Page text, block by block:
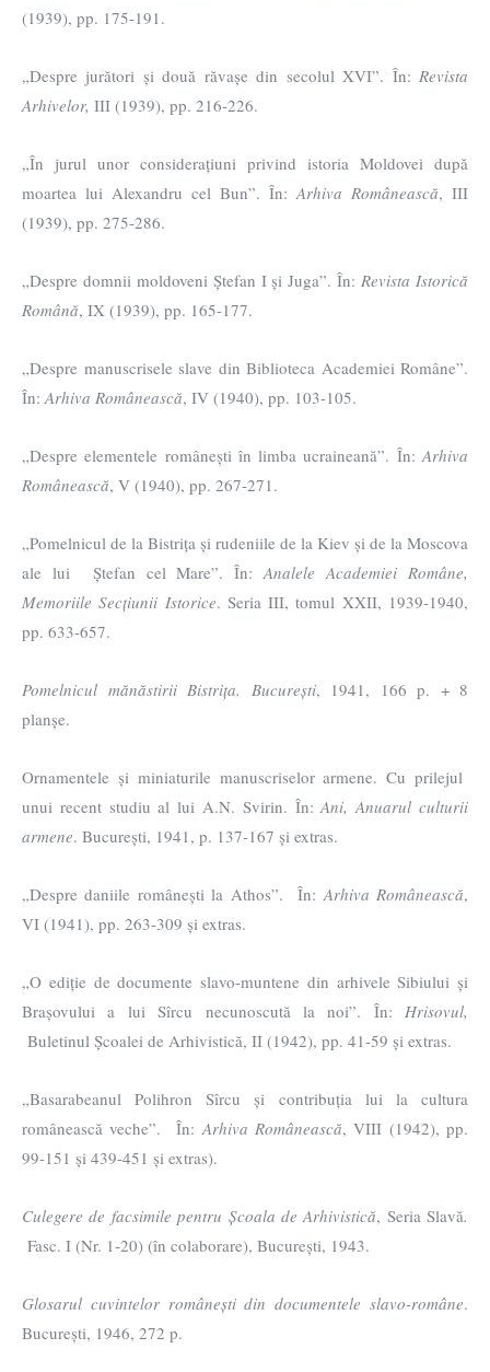
(1939), pp. 175-191.
„Despre jurători și două răvașe din secolul XVI”. În: Revista
Arhivelor, III (1939), pp. 216-226.
„În jurul unor considerațiuni privind istoria Moldovei după
moartea lui Alexandru cel Bun”. În: Arhiva Românească, III
(1939), pp. 275-286.
„Despre domnii moldoveni Ștefan I și Juga”. În: Revista Istorică
Română, IX (1939), pp. 165-177.
„Despre manuscrisele slave din Biblioteca Academiei Române”.
În: Arhiva Românească, IV (1940), pp. 103-105.
„Despre elementele românești în limba ucraineană”. În: Arhiva
Românească, V (1940), pp. 267-271.
„Pomelnicul de la Bistrița și rudeniile de la Kiev și de la Moscova
ale lui Ștefan cel Mare”. În:Analele Academiei Române,
Memoriile Secțiunii Istorice. Seria III, tomul XXII, 1939-1940,
pp. 633-657.
Pomelnicul mănăstirii Bistrița. București, 1941, 166 p. + 8
planșe.
Ornamentele și miniaturile manuscriselor armene. Cu prilejul
unui recent studiu al lui A.N. Svirin. În:Ani, Anuarul culturii
armene. București, 1941, p. 137-167 și extras.
„Despre daniile românești la Athos”. În: Arhiva Românească,
VI (1941), pp. 263-309 și extras.
„O ediție de documente slavo-muntene din arhivele Sibiului și
Brașovului a lui Sîrcu necunoscută la noi”. În: Hrisovul,
Buletinul Școalei de Arhivistică, II (1942), pp. 41-59 și extras.
„Basarabeanul Polihron Sîrcu și contribuția lui la cultura
românească veche”. În: Arhiva Românească, VIII (1942), pp.
99-151 și 439-451 și extras).
Culegere de facsimile pentru Școala de Arhivistică, Seria Slavă.
Fasc. I (Nr. 1-20) (în colaborare), București, 1943.
Glosarul cuvintelor românești din documentele slavo-române.
București, 1946, 272 p.